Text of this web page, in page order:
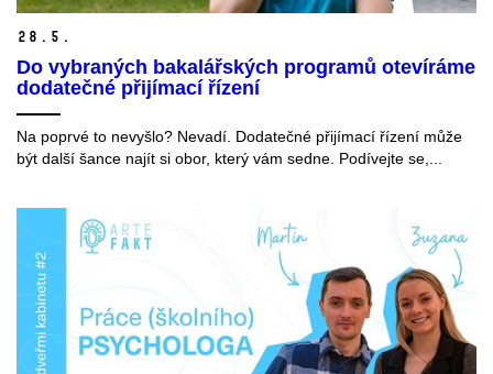
28. 5.
Do vybraných bakalářských programů otevíráme
dodatečné přijímací řízení
Na poprvé to nevyšlo? Nevadí. Dodatečné přijímací řízení může
být další šance najít si obor, který vám sedne. Podívejte se,...